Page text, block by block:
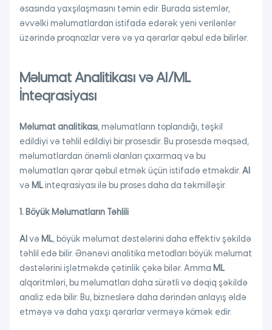
əsasında yaxşılaşmasını təmin edir. Burada sistemlər,
əvvəlki məlumatlardan istifadə edərək yeni verilənlər
üzərində proqnozlar verə və ya qərarlar qəbul edə bilirlər.
Məlumat Analitikası və AI/ML
İnteqrasiyası
Məlumat analitikası, məlumatların toplandığı, təşkil
edildiyi və təhlil edildiyi bir prosesdir. Bu prosesdə məqsəd,
məlumatlardan önəmli olanları çıxarmaq və bu
məlumatları qərar qəbul etmək üçün istifadə etməkdir. AI
və MLinteqrasiyası ilə bu proses daha da təkmilləşir.
1. Böyük Məlumatların Təhlili
AI və ML, böyük məlumat dəstələrini daha effektiv şəkildə
təhlil edə bilir. Ənənəvi analitika metodları böyük məlumat
dəstələrini işlətməkdə çətinlik çəkə bilər. Amma ML
alqoritmləri, bu məlumatları daha sürətli və dəqiq şəkildə
analiz edə bilir. Bu, bizneslərə daha dərindən anlayış əldə
etməyə və daha yaxşı qərarlar verməyə kömək edir.